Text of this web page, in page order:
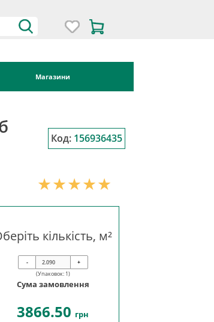
Магазини
Код: 156936435
кількість, м²
-
+
(Упаковок: 1)
Сума замовлення
3866.50 грн